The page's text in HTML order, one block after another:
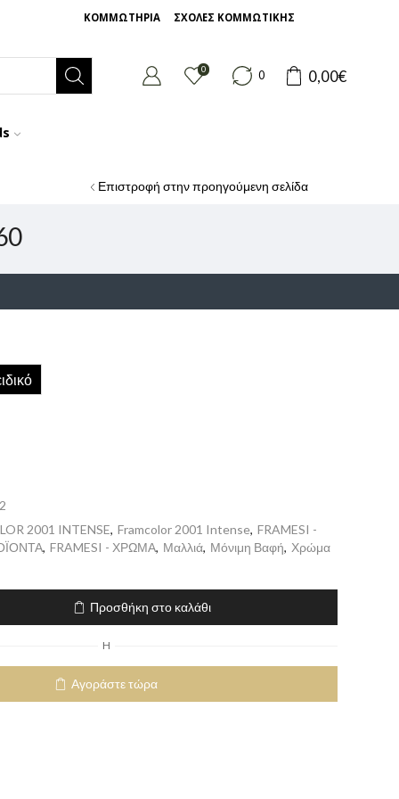
ΚΟΜΜΩΤΗΡΙΑ ΣΧΟΛΕΣ ΚΟΜΜΩΤΙΚΗΣ
0 0 0,00€
Επιστροφή στην προηγούμενη σελίδα
2001 INTENSE, Framcolor 2001 Intense, FRAMESI -
, FRAMESI - ΧΡΩΜΑ, Μαλλιά, Μόνιμη Βαφή, Χρώμα
Προσθήκη στο καλάθι
H
Αγοράστε τώρα